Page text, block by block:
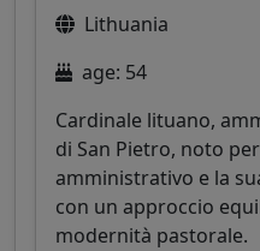
Lithuania
age: 54
Cardinale lituano,
di San Pietro, noto
amministrativo e la
con un approccio
modernità pastorale.